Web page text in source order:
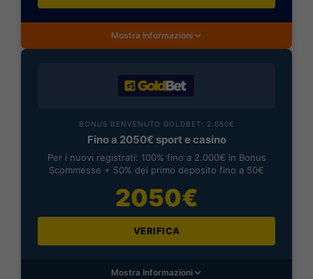
Mostra Informazioni
BONUS BENVENUTO GOLDBET: 2.050€
Fino a 2050€ sport e casino
Per i nuovi registrati: 100% fino a 2.000€ in Bonus
Scommesse + 50% del primo deposito fino a 50€
2050€
VERIFICA
Mostra Informazioni